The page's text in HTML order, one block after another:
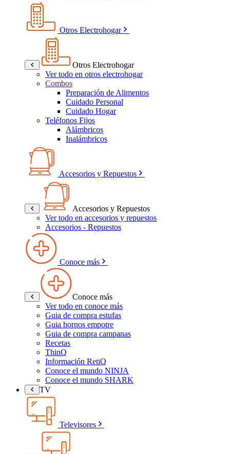
Otros Electrohogar
Otros Electrohogar
Ver todo en otros electrohogar
Combos
Preparación de Alimentos
Cuidado Personal
Cuidado Hogar
Teléfonos Fijos
Alámbricos
Inalámbricos
Accesorios y Repuestos
Accesorios y Repuestos
Ver todo en accesorios y repuestos
Accesorios - Repuestos
Conoce más
Conoce más
Ver todo en conoce más
Guia de compra estufas
Guia hornos empotre
Guia de compra campanas
Recetas
ThinQ
Información RetiQ
Conoce el mundo NINJA
Conoce el mundo SHARK
TV
Televisores